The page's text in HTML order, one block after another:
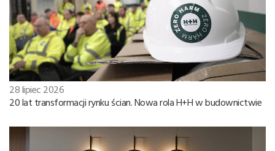
28 lipiec 2026
20 lat transformacji rynku ścian. Nowa rola H+H w budownictwie